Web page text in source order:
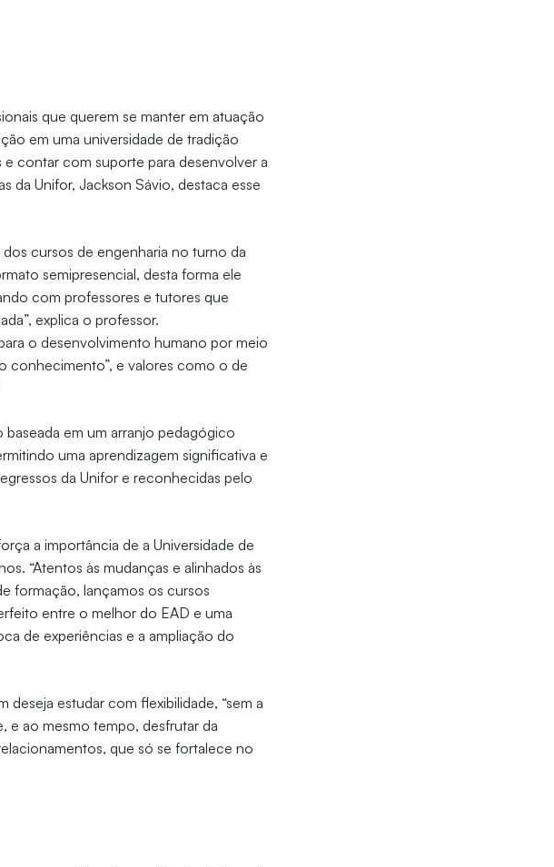
que querem se manter em atuação
em uma universidade de tradição
e contar com suporte para desenvolver a
da Unifor, Jackson Sávio, destaca esse
dos cursos de engenharia no turno da
semipresencial, desta forma ele
com professores e tutores que
explica o professor.
o desenvolvimento humano por meio
conhecimento”, e valores como o de
baseada em um arranjo pedagógico
uma aprendizagem significativa e
da Unifor e reconhecidas pelo
a importância de a Universidade de
“Atentos às mudanças e alinhados às
formação, lançamos os cursos
entre o melhor do EAD e uma
de experiências e a ampliação do
deseja estudar com flexibilidade, “sem a
e ao mesmo tempo, desfrutar da
que só se fortalece no